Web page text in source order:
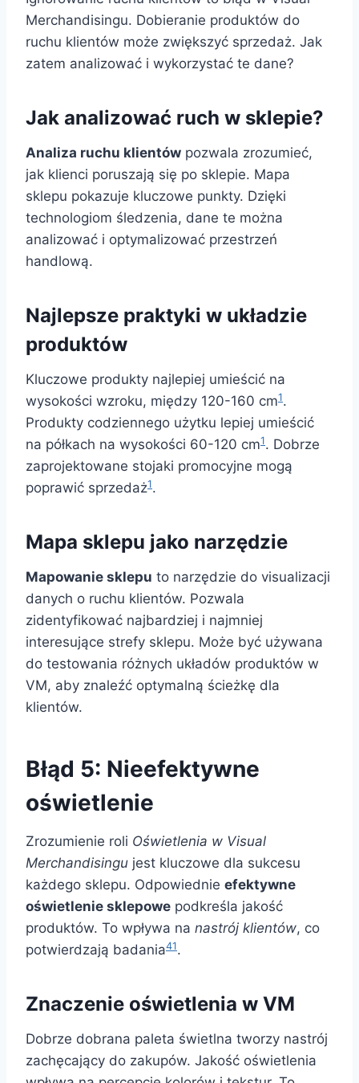
Merchandisingu. Dobieranie produktów do
ruchu klientów może zwiększyć sprzedaż. Jak
zatem analizować i wykorzystać te dane?
Jak analizować ruch w sklepie?
Analiza ruchu klientów pozwala zrozumieć,
jak klienci poruszają się po sklepie. Mapa
sklepu pokazuje kluczowe punkty. Dzięki
technologiom śledzenia, dane te można
analizować i optymalizować przestrzeń
handlową.
Najlepsze praktyki w układzie
produktów
Kluczowe produkty najlepiej umieścić na
wysokości wzroku, między 120-160 cm1.
Produkty codziennego użytku lepiej umieścić
na półkach na wysokości 60-120 cm1. Dobrze
zaprojektowane stojaki promocyjne mogą
poprawić sprzedaż1.
Mapa sklepu jako narzędzie
Mapowanie sklepu to narzędzie do visualizacji
danych o ruchu klientów. Pozwala
zidentyfikować najbardziej i najmniej
interesujące strefy sklepu. Może być używana
do testowania różnych układów produktów w
VM, aby znaleźć optymalną ścieżkę dla
klientów.
Błąd 5: Nieefektywne
oświetlenie
Zrozumienie roli Oświetlenia w Visual
Merchandisingu jest kluczowe dla sukcesu
każdego sklepu. Odpowiednie efektywne
oświetlenie sklepowe podkreśla jakość
produktów. To wpływa na nastrój klientów, co
potwierdzają badania41.
Znaczenie oświetlenia w VM
Dobrze dobrana paleta świetlna tworzy nastrój
zachęcający do zakupów. Jakość oświetlenia